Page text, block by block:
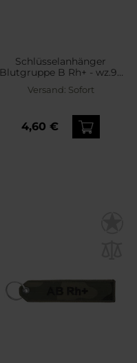
Schlüsselanhänger
Blutgruppe B Rh+ - wz.93
Pantera PL Woodland
Versand: Sofort
4,60 €